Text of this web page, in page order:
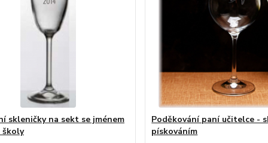
skleničky na sekt se jménem
školy
Poděkování paní učitelce -
pískováním